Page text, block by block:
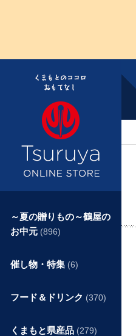
～夏の贈りもの～鶴屋の
お中元 (896)
催し物・特集 (6)
フード＆ドリンク (370)
くまもと県産品 (279)